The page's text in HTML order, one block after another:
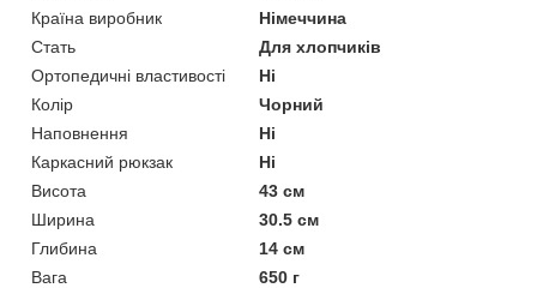
Країна виробник
Німеччина
Стать
Для хлопчиків
Ортопедичні властивості
Ні
Колір
Чорний
Наповнення
Ні
Каркасний рюкзак
Ні
Висота
43 см
Ширина
30.5 см
Глибина
14 см
Вага
650 г